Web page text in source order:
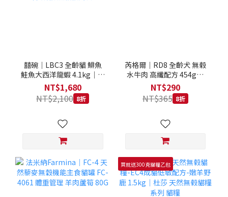
囍碗｜LBC3 全齡貓 鯡魚
鮭魚大西洋龍蝦 4.1kg｜加
拿大 Loveabowl 天然無穀
糧 4.1公斤 成貓 無穀貓飼
料
NT$1,680
NT$2,100 8折
芮格爾｜RD8 全齡犬 無榖
水牛肉 高纖配方 454g｜
REGAL 天然犬糧 狗飼料
NT$290
NT$365 8折
買就送300克貓糧乙包